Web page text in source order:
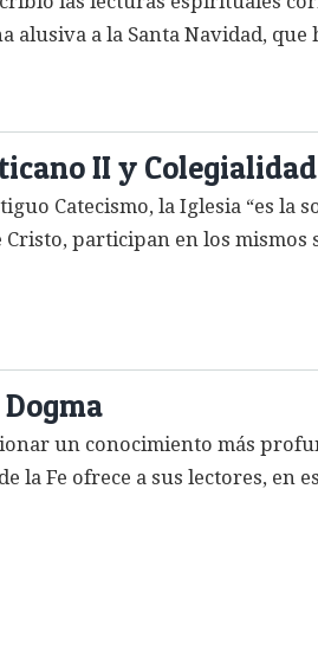
alusiva a la Santa Navidad,
II y Colegialidad
Catecismo, la Iglesia “es
Cristo, participan en los
un conocimiento más
la Fe ofrece a sus lectores, en